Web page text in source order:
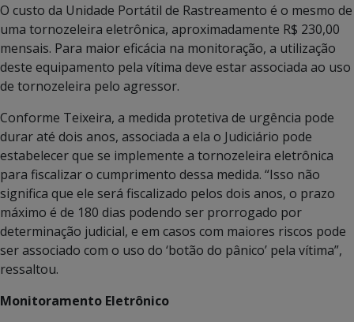
O custo da Unidade Portátil de Rastreamento é o mesmo de
uma tornozeleira eletrônica, aproximadamente R$ 230,00
mensais. Para maior eficácia na monitoração, a utilização
deste equipamento pela vítima deve estar associada ao uso
de tornozeleira pelo agressor.
Conforme Teixeira, a medida protetiva de urgência pode
durar até dois anos, associada a ela o Judiciário pode
estabelecer que se implemente a tornozeleira eletrônica
para fiscalizar o cumprimento dessa medida. “Isso não
significa que ele será fiscalizado pelos dois anos, o prazo
máximo é de 180 dias podendo ser prorrogado por
determinação judicial, e em casos com maiores riscos pode
ser associado com o uso do ‘botão do pânico’ pela vítima”,
ressaltou.
Monitoramento Eletrônico